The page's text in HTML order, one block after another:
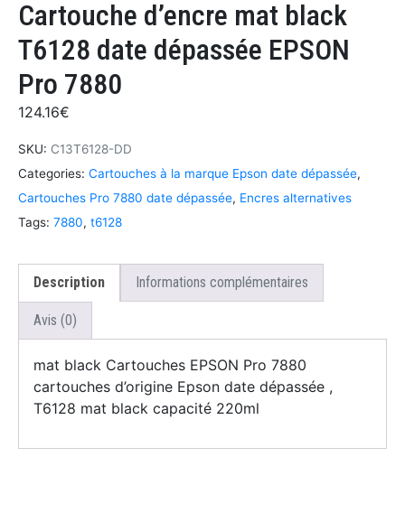
Cartouche d’encre mat black
T6128 date dépassée EPSON
Pro 7880
124.16€
SKU: C13T6128-DD
Categories: Cartouches à la marque Epson date dépassée,
Cartouches Pro 7880 date dépassée, Encres alternatives
Tags: 7880, t6128
Description Informations complémentaires
Avis (0)
mat black Cartouches EPSON Pro 7880
cartouches d’origine Epson date dépassée ,
T6128 mat black capacité 220ml